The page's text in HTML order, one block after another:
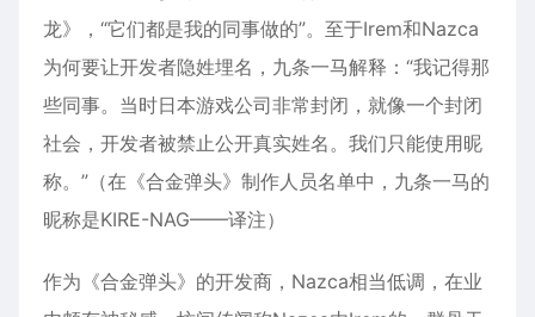
龙》，“它们都是我的同事做的”。至于Irem和Nazca
为何要让开发者隐姓埋名，九条一马解释：“我记得那
些同事。当时日本游戏公司非常封闭，就像一个封闭
社会，开发者被禁止公开真实姓名。我们只能使用昵
称。”（在《合金弹头》制作人员名单中，九条一马的
昵称是KIRE-NAG——译注）
作为《合金弹头》的开发商，Nazca相当低调，在业